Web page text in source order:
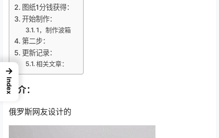
图纸1分钱获得：
开始制作：
1，制作波箱
第二步：
更新记录：
相关文章：
简介：
俄罗斯网友设计的
→
Index